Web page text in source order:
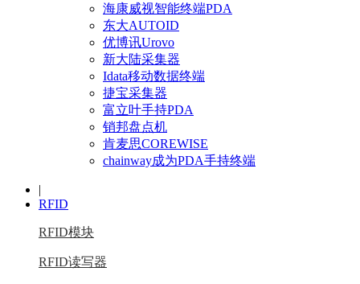
海康威视智能终端PDA
东大AUTOID
优博讯Urovo
新大陆采集器
Idata移动数据终端
捷宝采集器
富立叶手持PDA
销邦盘点机
肯麦思COREWISE
chainway成为PDA手持终端
|
RFID
RFID模块
RFID读写器